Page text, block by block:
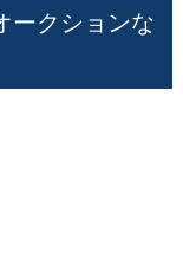
ークションな